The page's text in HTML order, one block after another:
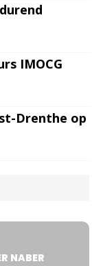
IMOCG
Drenthe op
NABER